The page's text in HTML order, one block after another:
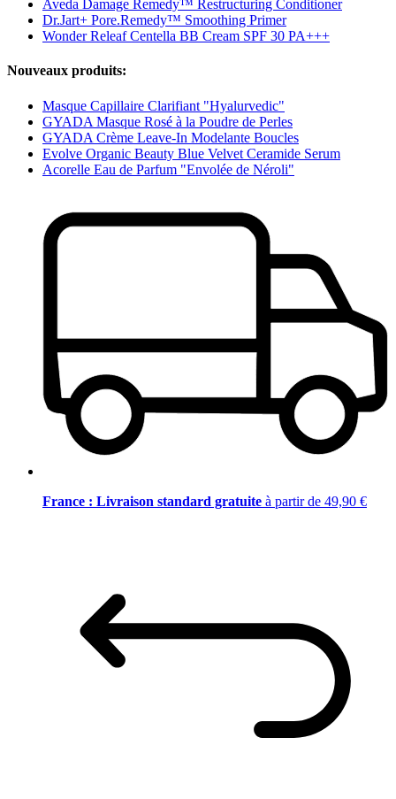
Aveda Damage Remedy™ Restructuring Conditioner
Dr.Jart+ Pore.Remedy™ Smoothing Primer
Wonder Releaf Centella BB Cream SPF 30 PA+++
Nouveaux produits:
Masque Capillaire Clarifiant "Hyalurvedic"
GYADA Masque Rosé à la Poudre de Perles
GYADA Crème Leave-In Modelante Boucles
Evolve Organic Beauty Blue Velvet Ceramide Serum
Acorelle Eau de Parfum "Envolée de Néroli"
France : Livraison standard gratuite à partir de 49,90 €